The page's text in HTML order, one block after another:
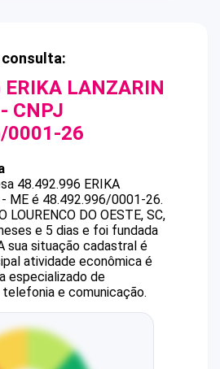
LANZARIN
- CNPJ
0001-26
48.492.996 ERIKA
ME é 48.492.996/0001-26.
LOURENCO DO OESTE, SC,
e 5 dias e foi fundada
sua situação cadastral é
atividade econômica é
especializado de
e comunicação.